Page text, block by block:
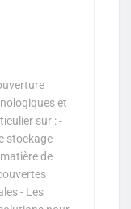
et
sur : -
stockage
de
- Les